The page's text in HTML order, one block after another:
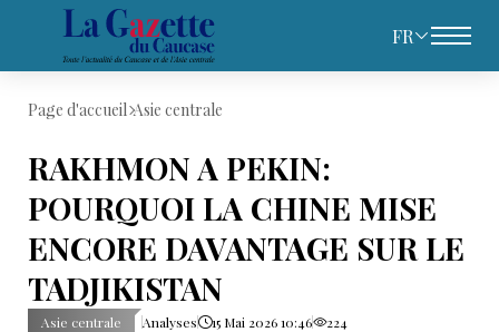
FR
Page d'accueil Asie centrale
RAKHMON A PEKIN:
POURQUOI LA CHINE MISE
ENCORE DAVANTAGE SUR LE
TADJIKISTAN
Asie centrale Analyses 15 Mai 2026 10:46 224